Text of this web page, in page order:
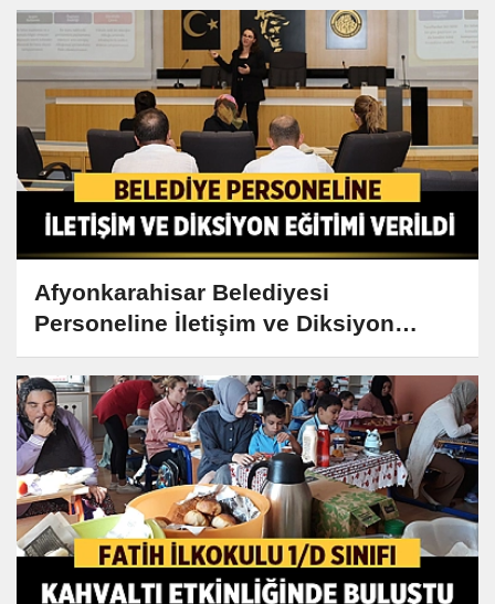
Afyonkarahisar Belediyesi
Personeline İletişim ve Diksiyon
Eğitimi Verildi